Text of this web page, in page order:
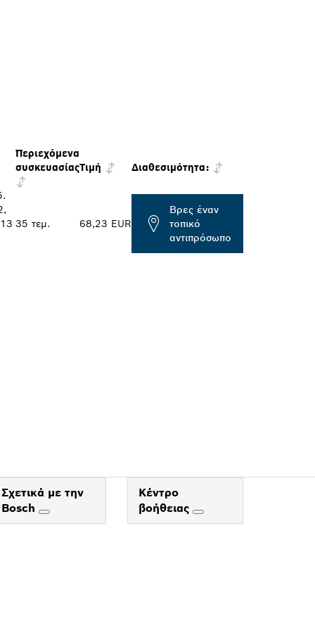
Περιεχόμενα
συσκευασίαςΤιμή Διαθεσιμότητα:
35 τεμ. 68,23 EUR
Βρες έναν
τοπικό
αντιπρόσωπο
Σχετικά με την
Bosch
Κέντρο
βοήθειας